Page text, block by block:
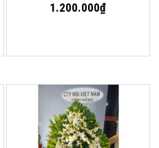
1.200.000₫